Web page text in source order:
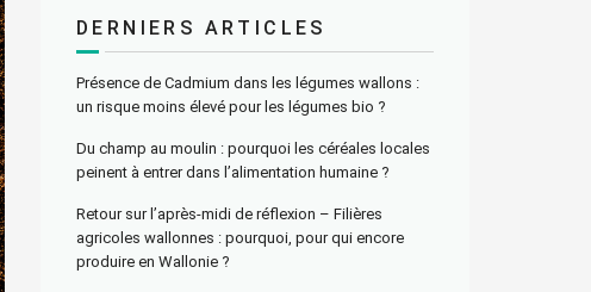
DERNIERS ARTICLES
Présence de Cadmium dans les légumes wallons :
un risque moins élevé pour les légumes bio ?
Du champ au moulin : pourquoi les céréales locales
peinent à entrer dans l’alimentation humaine ?
Retour sur l’après-midi de réflexion – Filières
agricoles wallonnes : pourquoi, pour qui encore
produire en Wallonie ?